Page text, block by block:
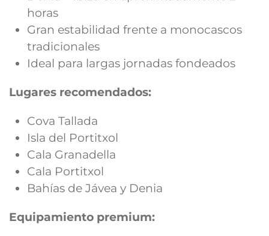
horas
Gran estabilidad frente a monocascos
tradicionales
Ideal para largas jornadas fondeados
Lugares recomendados:
Cova Tallada
Isla del Portitxol
Cala Granadella
Cala Portitxol
Bahías de Jávea y Denia
Equipamiento premium: